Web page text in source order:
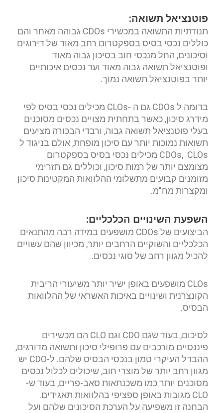
פוטנציאל תשואה:
תנודתיות התשואה במכשירי CDOs גבוהה מאחר והם
כוללים נכסי בסיס בספקטרום רחב מאוד של דירוגים
וסיכונים, החל מנכסי חוב בסיכון גבוה מאוד
ופוטנציאל תשואה גבוה מאוד ועד נכסים איכותיים
יותר בפוטנציאל תשואה נמוך.
בדומה ל CDOs גם ה -CLOs מכילים נכסי בסיס לפי
מידרג סיכון, כאשר בתחתית מצויים נכסים מסוכנים
בעלי פוטנציאל תשואה גבוה, ורבדי הבכורה מציעים
תשואות נמוכות יותר עם סיכון מופחת, אולם בניגוד ל
CDOs, CLOs מכילים נכסי בסיס בספקטרום
מצומצם יותר של רמות סיכון, וכוללים גם תזרימי
מזומנים קבועים מתשלומי ההלוואות המקטינות סיכון
ומקצרות מח"מ.
השפעת השינויים הכלכליים:
הביצועים של CDOs מושפעים במידה רבה מהתנאים
הכלכליים והשוקיים הרחבים יותר, מכיוון שהם עשויים
להכיל מגוון רחב של סוגי נכסים.
CLOs מושפעים באופן ישיר יותר משיעורי הריבית
הקונצרנית ושינויים באיכות האשראי של ההלוואות
הבסיס.
לסיכום, בעוד שגם CDO וגם CLO הם מכשירים
פיננסיים מורכבים עם פרופילי סיכון ותשואה מדורגים,
ההבדל העיקרי טמון בנכסי הבסיס שלהם. ל-CDO יש
מגוון רחב יותר של מוצרי חוב, שיכולים לכלול נכסים
מסוכנים יותר כמו משכנתאות סאב-פריים, בעוד ש-
CLO מגובות באופן ספציפי בהלוואות תאגידים.
הבחנה זו משפיעה על הערכת הסיכונים שלהם ועל